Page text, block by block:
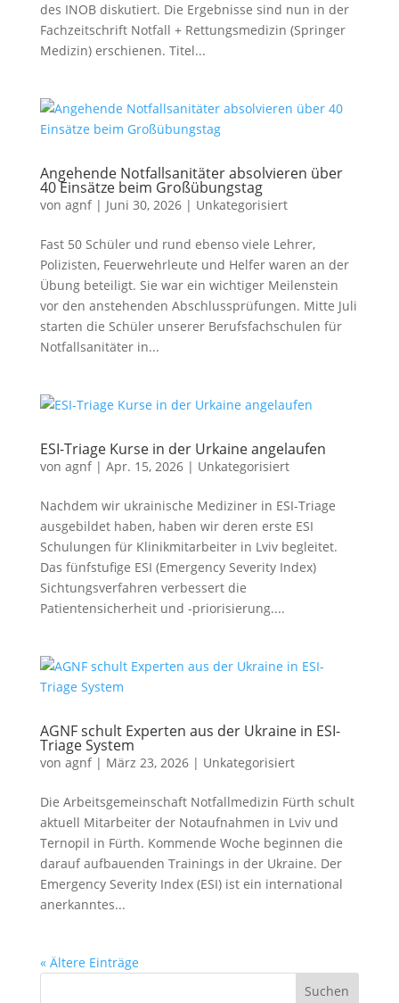
des INOB diskutiert. Die Ergebnisse sind nun in der
Fachzeitschrift Notfall + Rettungsmedizin (Springer
Medizin) erschienen. Titel...
Angehende Notfallsanitäter absolvieren über
40 Einsätze beim Großübungstag
von agnf| Juni 30, 2026| Unkategorisiert
Fast 50 Schüler und rund ebenso viele Lehrer,
Polizisten, Feuerwehrleute und Helfer waren an der
Übung beteiligt. Sie war ein wichtiger Meilenstein
vor den anstehenden Abschlussprüfungen. Mitte Juli
starten die Schüler unserer Berufsfachschulen für
Notfallsanitäter in...
ESI-Triage Kurse in der Urkaine angelaufen
von agnf| Apr. 15, 2026| Unkategorisiert
Nachdem wir ukrainische Mediziner in ESI-Triage
ausgebildet haben, haben wir deren erste ESI
Schulungen für Klinikmitarbeiter in Lviv begleitet.
Das fünfstufige ESI (Emergency Severity Index)
Sichtungsverfahren verbessert die
Patientensicherheit und -priorisierung....
AGNF schult Experten aus der Ukraine in ESI-
Triage System
von agnf| März 23, 2026| Unkategorisiert
Die Arbeitsgemeinschaft Notfallmedizin Fürth schult
aktuell Mitarbeiter der Notaufnahmen in Lviv und
Ternopil in Fürth. Kommende Woche beginnen die
darauf aufbauenden Trainings in der Ukraine. Der
Emergency Severity Index (ESI) ist ein international
anerkanntes...
« Ältere Einträge
Suchen